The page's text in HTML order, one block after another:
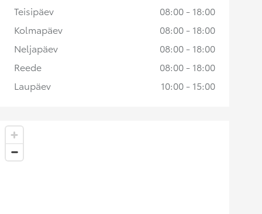
Teisipäev
08:00 - 18:00
Kolmapäev
08:00 - 18:00
Neljapäev
08:00 - 18:00
Reede
08:00 - 18:00
Laupäev
10:00 - 15:00